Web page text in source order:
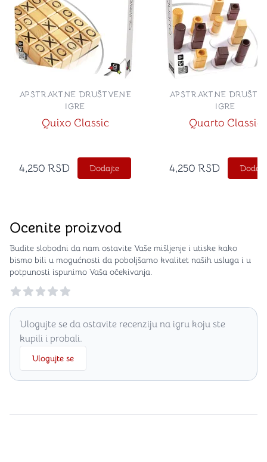
Quixo Classic
APSTRAKTNE DRUŠTVENE
IGRE
4,250 RSD Dodajte
Quarto Classic
APSTRAKTNE
IGRE
4,250 RSD
Ocenite proizvod
Budite slobodni da nam ostavite Vaše mišljenje i utiske kako
bismo bili u mogućnosti da poboljšamo kvalitet naših usluga i u
potpunosti ispunimo Vaša očekivanja.
Reviews
Ulogujte se da ostavite recenziju na igru koju ste
kupili i probali.
Ulogujte se